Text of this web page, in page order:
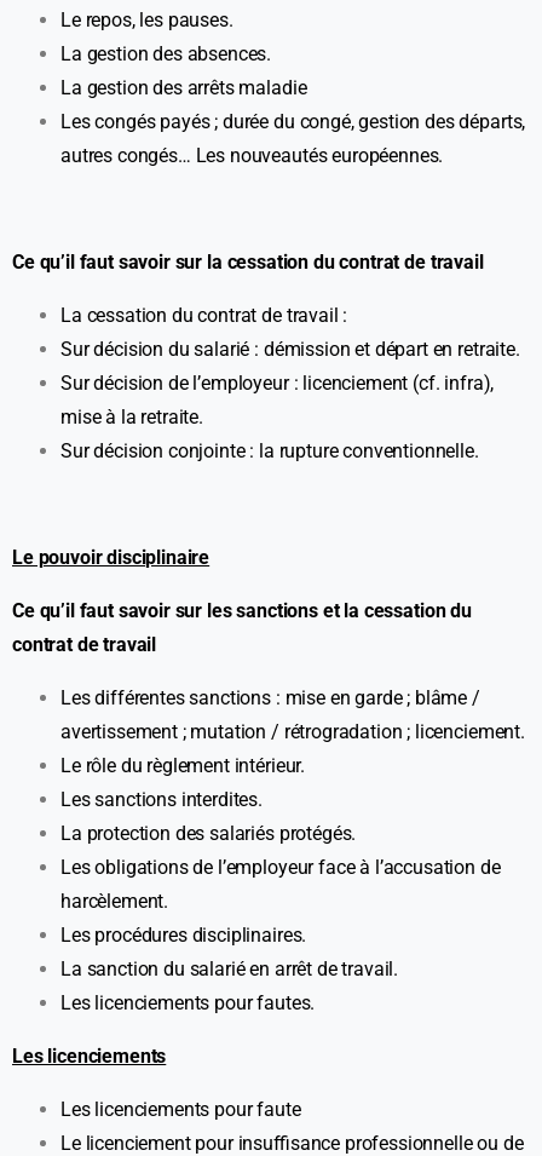
Le repos, les pauses.
La gestion des absences.
La gestion des arrêts maladie
Les congés payés ; durée du congé, gestion des départs,
autres congés… Les nouveautés européennes.
Ce qu’il faut savoir sur la cessation du contrat de travail
La cessation du contrat de travail :
Sur décision du salarié : démission et départ en retraite.
Sur décision de l’employeur : licenciement (cf. infra),
mise à la retraite.
Sur décision conjointe : la rupture conventionnelle.
Le pouvoir disciplinaire
Ce qu’il faut savoir sur les sanctions et la cessation du
contrat de travail
Les différentes sanctions : mise en garde ; blâme /
avertissement ; mutation / rétrogradation ; licenciement.
Le rôle du règlement intérieur.
Les sanctions interdites.
La protection des salariés protégés.
Les obligations de l’employeur face à l’accusation de
harcèlement.
Les procédures disciplinaires.
La sanction du salarié en arrêt de travail.
Les licenciements pour fautes.
Les licenciements
Les licenciements pour faute
Le licenciement pour insuffisance professionnelle ou de